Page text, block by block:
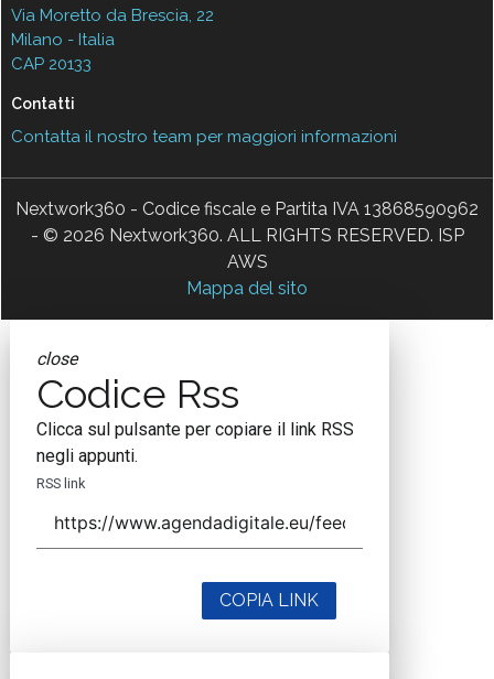
Via Moretto da Brescia, 22
Milano - Italia
CAP 20133
Contatti
Contatta il nostro team per maggiori informazioni
Nextwork360 - Codice fiscale e Partita IVA 13868590962
- © 2026 Nextwork360. ALL RIGHTS RESERVED. ISP
AWS
Mappa del sito
close
Codice Rss
Clicca sul pulsante per copiare il link RSS
negli appunti.
RSS link
COPIA LINK